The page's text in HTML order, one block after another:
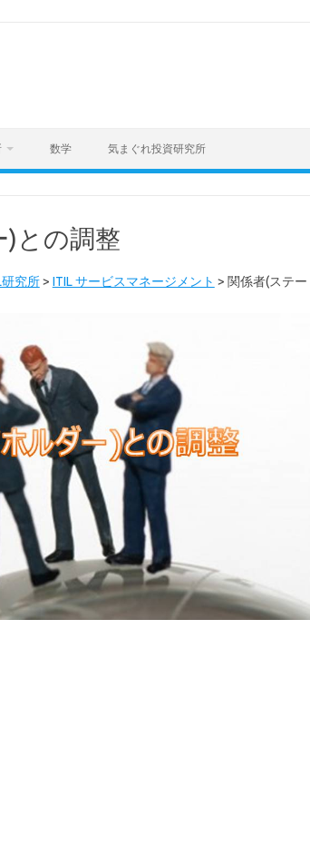
数学 気まぐれ投資研究所
)との調整
究所> ITIL サービスマネージメント > 関係者(ステー